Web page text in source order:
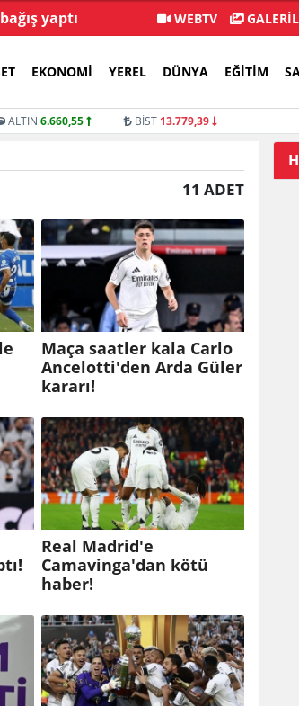
yaptı Menderes
WEBTV
EKONOMI YEREL DÜNYA EĞITIM
ALTIN 6.660,55 BİST 13.779,39
11 ADET
Maça saatler kala Carlo
Ancelotti'den Arda Güler
kararı!
Real Madrid'e
Camavinga'dan kötü
haber!